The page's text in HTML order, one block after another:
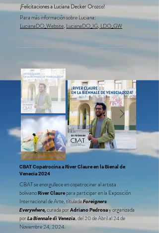
¡Felicitaciones a Luciana Decker Orozco!​​
Para más información sobre Luciana:
LucianaDO_Website, LucianaDO_IG, LDO_GW
CBAT Copatrocina a River Claure en la Bienal de
Venecia 2024
CBAT se enorgullece en copatrocinar al artista
bolivianoRiver Claurepara participar en la Exposición
Internacional de Arte, tituladaForeigners
Everywhere,curada porAdriano Pedrosay organizada
porLa Biennale di Venezia, del 20 de Abril al 24 de
Noviembre 24, 2024.